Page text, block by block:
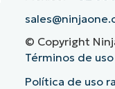
© Copyright
Términos de uso
Política de uso